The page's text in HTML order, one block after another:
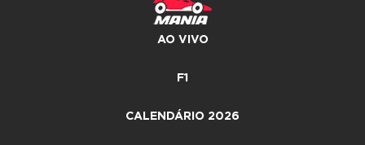
AO VIVO
F1
CALENDÁRIO 2026